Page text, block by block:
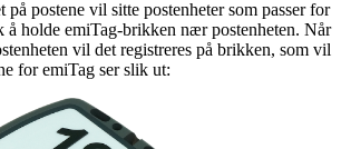
postene vil sitte postenheter som passer for
å holde emiTag-brikken nær postenheten. Når
vil det registreres på brikken, som vil
for emiTag ser slik ut: